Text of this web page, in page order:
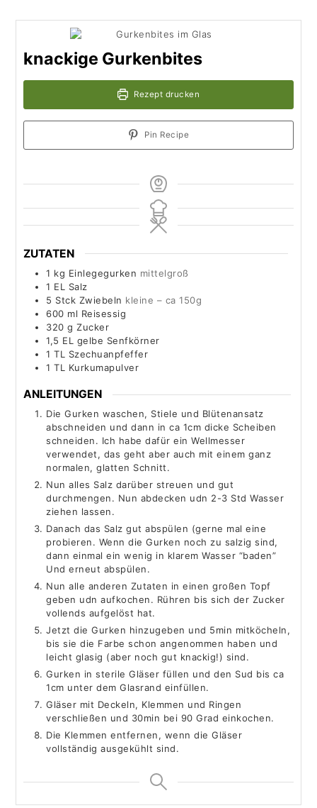
knackige Gurkenbites
Rezept drucken
Pin Recipe
ZUTATEN
1 kg Einlegegurken mittelgroß
1 EL Salz
5 Stck Zwiebeln kleine – ca 150g
600 ml Reisessig
320 g Zucker
1,5 EL gelbe Senfkörner
1 TL Szechuanpfeffer
1 TL Kurkumapulver
ANLEITUNGEN
Die Gurken waschen, Stiele und Blütenansatz
abschneiden und dann in ca 1cm dicke Scheiben
schneiden. Ich habe dafür ein Wellmesser
verwendet, das geht aber auch mit einem ganz
normalen, glatten Schnitt.
Nun alles Salz darüber streuen und gut
durchmengen. Nun abdecken udn 2-3 Std Wasser
ziehen lassen.
Danach das Salz gut abspülen (gerne mal eine
probieren. Wenn die Gurken noch zu salzig sind,
dann einmal ein wenig in klarem Wasser “baden”
Und erneut abspülen.
Nun alle anderen Zutaten in einen großen Topf
geben udn aufkochen. Rühren bis sich der Zucker
vollends aufgelöst hat.
Jetzt die Gurken hinzugeben und 5min mitköcheln,
bis sie die Farbe schon angenommen haben und
leicht glasig (aber noch gut knackig!) sind.
Gurken in sterile Gläser füllen und den Sud bis ca
1cm unter dem Glasrand einfüllen.
Gläser mit Deckeln, Klemmen und Ringen
verschließen und 30min bei 90 Grad einkochen.
Die Klemmen entfernen, wenn die Gläser
vollständig ausgekühlt sind.